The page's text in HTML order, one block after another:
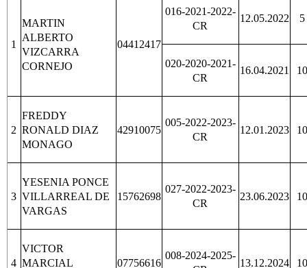
1
MARTIN
ALBERTO
VIZCARRA
CORNEJO
04412417
016-2021-2022-
CR
12.05.2022
020-2020-2021-
CR
16.04.2021
2
FREDDY
RONALD DIAZ
MONAGO
42910075
005-2022-2023-
CR
12.01.2023
3
YESENIA PONCE
VILLARREAL DE
VARGAS
15762698
027-2022-2023-
CR
23.06.2023
4
VICTOR
MARCIAL
07756616
008-2024-2025-
13.12.2024